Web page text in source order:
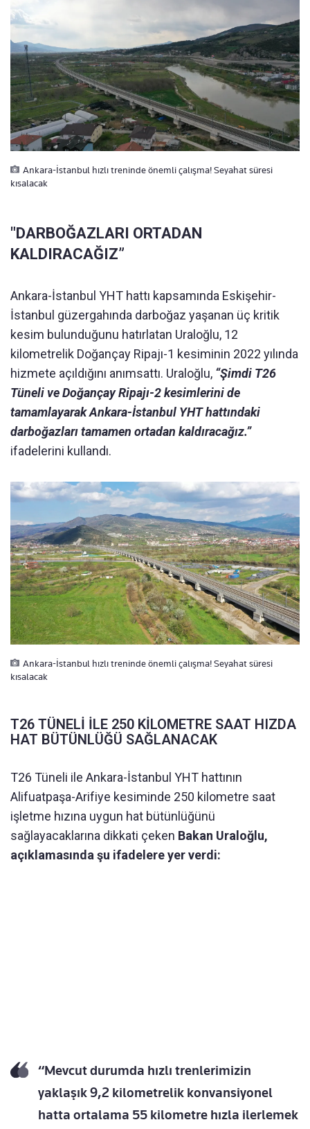
Ankara-İstanbul hızlı treninde önemli çalışma! Seyahat süresi
kısalacak
"DARBOĞAZLARI ORTADAN
KALDIRACAĞIZ”
Ankara-İstanbul YHT hattı kapsamında Eskişehir-
İstanbul güzergahında darboğaz yaşanan üç kritik
kesim bulunduğunu hatırlatan Uraloğlu, 12
kilometrelik Doğançay Ripajı-1 kesiminin 2022 yılında
hizmete açıldığını anımsattı. Uraloğlu, “Şimdi T26
Tüneli ve Doğançay Ripajı-2 kesimlerini de
tamamlayarak Ankara-İstanbul YHT hattındaki
darboğazları tamamen ortadan kaldıracağız.”
ifadelerini kullandı.
Ankara-İstanbul hızlı treninde önemli çalışma! Seyahat süresi
kısalacak
T26 TÜNELİ İLE 250 KİLOMETRE SAAT HIZDA
HAT BÜTÜNLÜĞÜ SAĞLANACAK
T26 Tüneli ile Ankara-İstanbul YHT hattının
Alifuatpaşa-Arifiye kesiminde 250 kilometre saat
işletme hızına uygun hat bütünlüğünü
sağlayacaklarına dikkati çeken Bakan Uraloğlu,
açıklamasında şu ifadelere yer verdi:
“Mevcut durumda hızlı trenlerimizin
yaklaşık 9,2 kilometrelik konvansiyonel
hatta ortalama 55 kilometre hızla ilerlemek